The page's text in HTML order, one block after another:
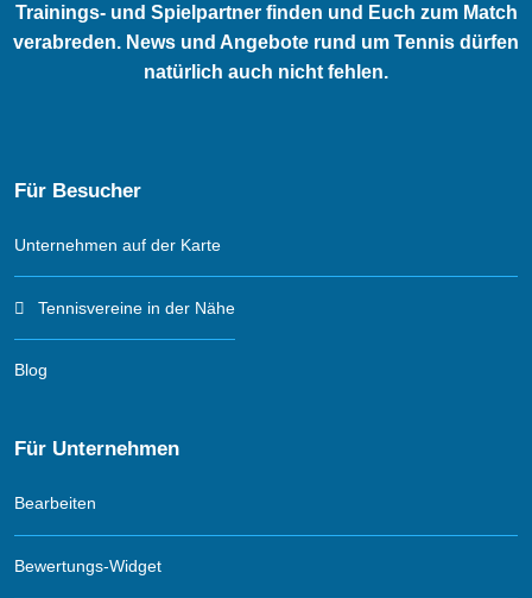
Trainings- und Spielpartner finden und Euch zum Match
verabreden. News und Angebote rund um Tennis dürfen
natürlich auch nicht fehlen.
Für Besucher
Unternehmen auf der Karte
Tennisvereine in der Nähe
Blog
Für Unternehmen
Bearbeiten
Bewertungs-Widget